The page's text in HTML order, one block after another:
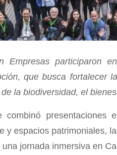
Empresas participaron
que busca fortalecer
la biodiversidad, el
presentaciones
y espacios patrimoniales,
jornada inmersiva en